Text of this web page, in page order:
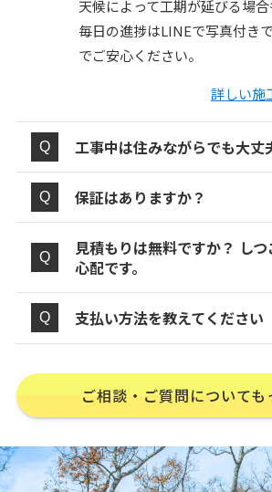
天候によって工期が延びる場合
毎日の進捗はLINEで写真付き
でご安心ください。
詳しい施
工事中は住みながらでも大丈
保証はありますか？
見積もりは無料ですか？ し
心配です。
支払い方法を教えてください
ご相談・ご質問についても